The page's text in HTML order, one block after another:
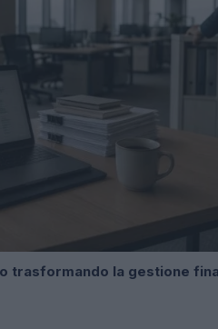
trasformando la gestione